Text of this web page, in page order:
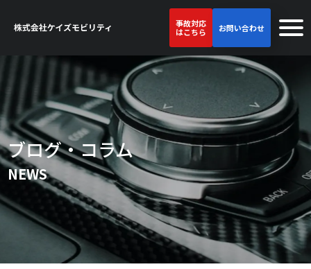
事故対応
はこちら
お問い合わせ
ブログ・コラム
NEWS